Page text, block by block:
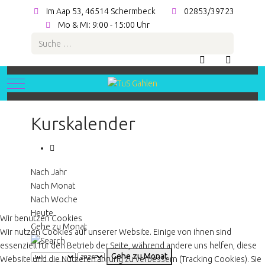
Im Aap 53, 46514 Schermbeck
02853/39723
Mo & Mi: 9:00 - 15:00 Uhr
Suchen
Mobile Menu Toggle
Kurskalender
Nach Jahr
Nach Monat
Nach Woche
Heute
Gehe zu Monat
Gehe zu Monat
Wir benutzen Cookies
Wir nutzen Cookies auf unserer Website. Einige von ihnen sind
essenziell für den Betrieb der Seite, während andere uns helfen, diese
Website und die Nutzererfahrung zu verbessern (Tracking Cookies). Sie